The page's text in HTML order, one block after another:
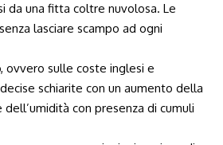
da una fitta coltre nuvolosa. Le
lasciare scampo ad ogni
sulle coste inglesi e
schiarite con un aumento della
con presenza di cumuli